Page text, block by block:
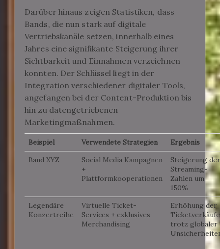
Darüber hinaus zeigen Statistiken, dass
Bands, die nun stark auf digitale
Vertriebskanäle setzen, innerhalb eines
Jahres eine signifikante Steigerung ihrer
Sichtbarkeit und Einnahmen verzeichnen
konnten. Der Schlüssel liegt in der
Integration verschiedener digitaler Tools,
angefangen bei der Content-Produktion bis
hin zu datengetriebenen
Marketingmaßnahmen.
Beispiel Verwendete Strategien
Ergebnis
Band XYZ
Social Media Kampagnen
+
Plattformkooperationen
Steigerung der
Streaming-
Zahlen um
150%
Legendäre
Konzertreihe
Virtuelle Ticket-
Services + exklusives
Merchandising
Erhöhung der
Ticketverkäufe
trotz globaler